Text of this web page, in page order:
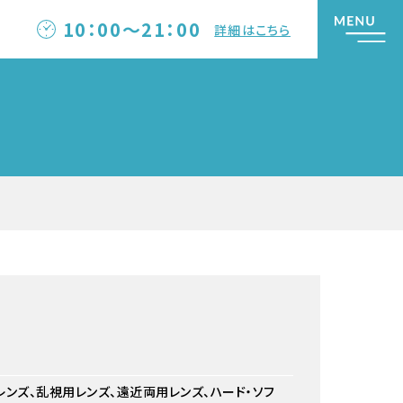
10：00～21：00 詳細はこちら
ズ、乱視用レンズ、遠近両用レンズ、ハード・ソフ